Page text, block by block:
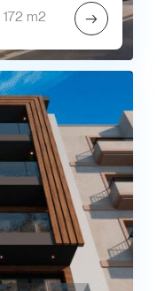
172 m2 →